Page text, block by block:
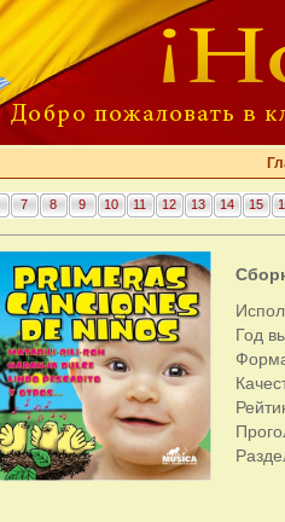
7 8 9 10 11 12 13 14 15
Год